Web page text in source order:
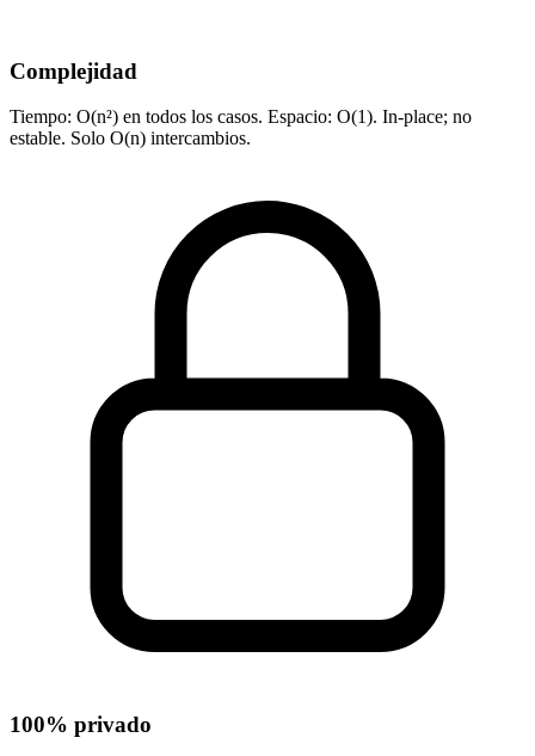
Complejidad
Tiempo: O(n²) en todos los casos. Espacio: O(1). In-place; no
estable. Solo O(n) intercambios.
100% privado